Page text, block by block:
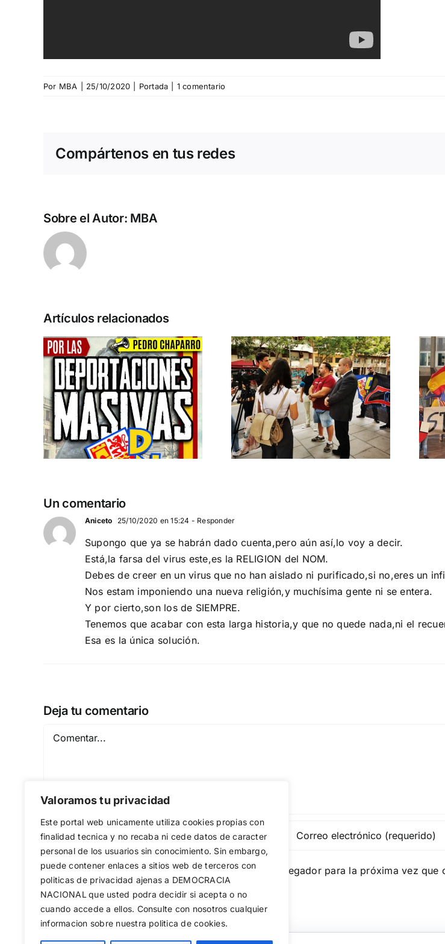
Valoramos tu privacidad
Este portal web unicamente utiliza cookies propias con
finalidad tecnica y no recaba ni cede datos de caracter
personal de los usuarios sin conocimiento. Sin embargo,
puede contener enlaces a sitios web de terceros con
politicas de privacidad ajenas a DEMOCRACIA
NACIONAL que usted podra decidir si acepta o no
cuando accede a ellos. Consulte con nosotros cualquier
informacion sobre nuestra politica de cookies.
Por MBA 25/10/2020 Portada 1 comentario
Compártenos en tus redes
Sobre el Autor: MBA
Artículos relacionados
Acto en Barcelona:
España y Serbia
contra el
separatismo
globalista
11 DE SEPTIEMBRE: DN EN BARCELONA
Crónica acto DN
contra la invasión
migratoria y el
gran reemplazo
MADRID 4 DE NOVIEMBRE
Un comentario
Aniceto 25/10/2020 en 15:24 - Responder
Supongo que ya se habrán dado cuenta,pero aún así,lo voy a decir.
Está,la farsa del virus este,es la RELIGION del NOM.
Debes de creer en un virus que no han aislado ni purificado,si no,eres un
Nos estam imponiendo una nueva religión,y muchísima gente ni se entera.
Y por cierto,son los de SIEMPRE.
Tenemos que acabar con esta larga historia,y que no quede nada,ni el
Esa es la única solución.
Deja tu comentario
Comentar
Guardar mi nombre, email y sitio web en este navegador para la próxima vez que